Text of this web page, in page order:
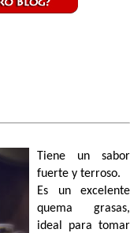
Tiene un sabor
fuerte y terroso.
Es un excelente
quema grasas,
ideal para tomar